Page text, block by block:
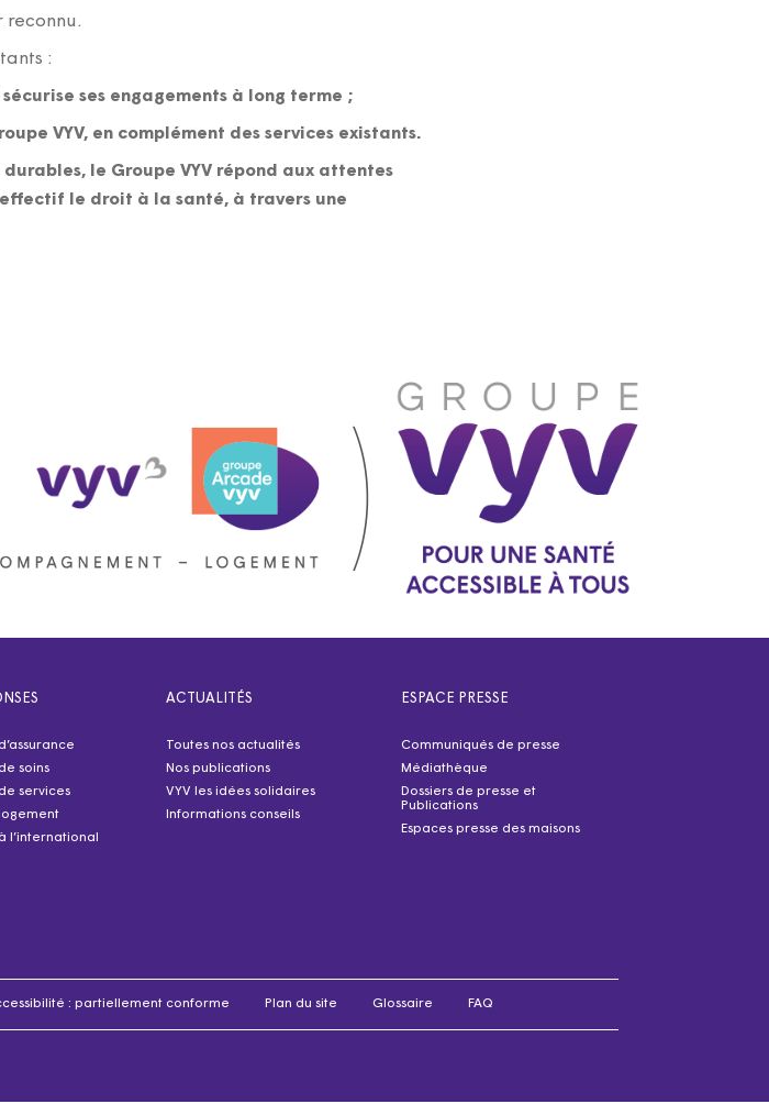
reconnu.
:
sécurise ses engagements à long terme ;
VYV, en complément des services existants.
le Groupe VYV répond aux attentes
le droit à la santé, à travers une
soins
services
l’international
ACTUALITÉS
Toutes nos actualités
Nos publications
VYV les idées solidaires
Informations conseils
ESPACE PRESSE
Communiqués de presse
Médiathèque
Dossiers de presse et
Publications
Espaces presse des maisons
: partiellement conforme Plan du site Glossaire FAQ